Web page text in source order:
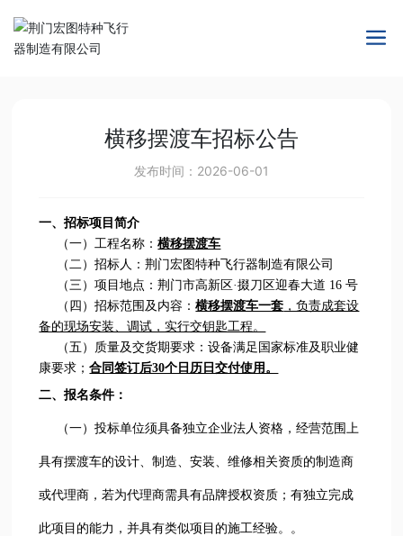
横移摆渡车招标公告
发布时间： 2026-06-01
一、招标项目简介
（一）工程名称：横移摆渡车
（二）招标人：荆门宏图特种飞行器制造有限公司
（三）项目地点：荆门市高新区·掇刀区迎春大道 16 号
（四）招标范围及内容：横移摆渡车一套 ，负责成套设
备的现场安装、调试，实行交钥匙工程。
（五）质量及交货期要求：设备满足国家标准及职业健
康要求；合同签订后30个日历日交付使用。
二、报名条件：
（一）投标单位须具备独立企业法人资格，经营范围上
具有摆渡车的设计、制造、安装、维修相关资质的制造商
或代理商，若为代理商需具有品牌授权资质；有独立完成
此项目的能力，并具有类似项目的施工经验。。